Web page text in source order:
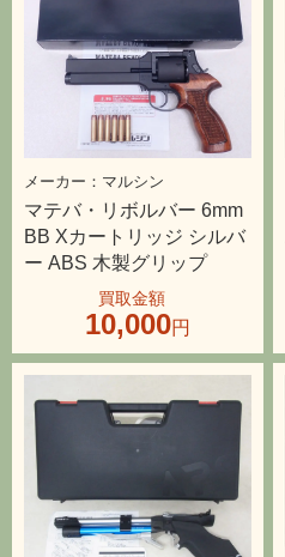
マルシン
マテバ・リボルバー 6mm
BB Xカートリッジ シルバ
ー ABS 木製グリップ
10,000